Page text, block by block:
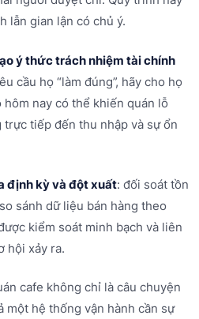
lẫn gian lận có chủ ý.
ý thức trách nhiệm tài chính
cầu họ “làm đúng”, hãy cho họ
nay có thể khiến quán lỗ
tiếp đến thu nhập và sự ổn
định kỳ và đột xuất: đối soát tồn
sánh dữ liệu bán hàng theo
kiểm soát minh bạch và liên
hội xảy ra.
cafe không chỉ là câu chuyện
một hệ thống vận hành cần sự